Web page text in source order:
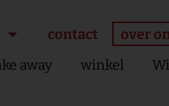
contact over
away winkel